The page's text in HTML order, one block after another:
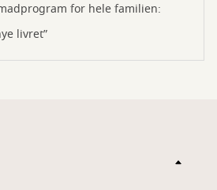
madprogram for hele familien:
livret”